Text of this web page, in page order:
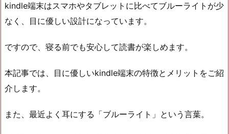
kindle端末はスマホやタブレットに比べてブルーライトが少
なく、目に優しい設計になっています。
ですので、寝る前でも安心して読書が楽しめます。
本記事では、目に優しいkindle端末の特徴とメリットをご紹
介します。
また、最近よく耳にする「ブルーライト」という言葉。